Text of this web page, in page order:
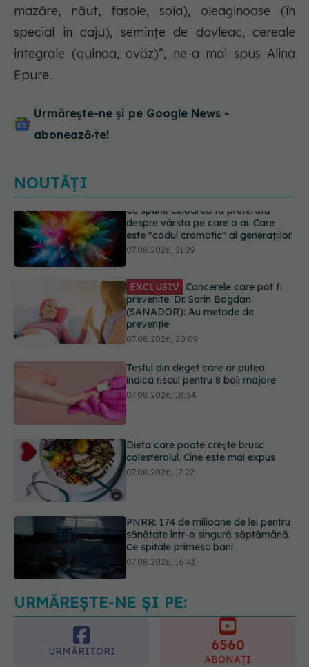
mazăre, năut, fasole, soia), oleaginoase (în
special în caju), semințe de dovleac, cereale
integrale (quinoa, ovăz)”, ne-a mai spus Alina
Epure.
Urmărește-ne și pe Google News -
abonează‑te!
NOUTĂȚI
EXCLUSIV Cancerele care pot fi
prevenite. Dr. Sorin Bogdan
(SANADOR): Au metode de
07.08.2026, 20:09
Testul din deget care ar putea
indica riscul pentru 8 boli majore
07.08.2026, 18:34
Dieta care poate crește brusc
colesterolul. Cine este mai expus
PNRR: 174 de milioane de lei pentru
sănătate într-o singură săptămână.
Ce spune culoarea ta preferată
despre vârsta pe care o ai. Care
este "codul cromatic" al generațiilor
URMĂREȘTE-NE ȘI PE:
URMĂRITORI 6560
ABONAȚI